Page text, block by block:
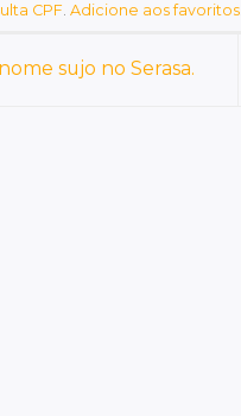
CPF Adicione aos favoritos
sujo no Serasa.